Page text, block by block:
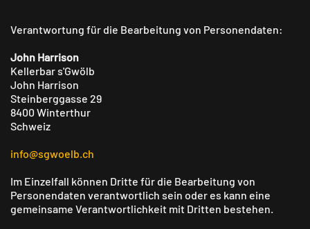
Verantwortung für die Bearbeitung von Personendaten:
John Harrison
Kellerbar s'Gwölb
John Harrison
Steinberggasse 29
8400 Winterthur
Schweiz
info@sgwoelb.ch
Im Einzelfall können Dritte für die Bearbeitung von
Personendaten verantwortlich sein oder es kann eine
gemeinsame Verantwortlichkeit mit Dritten bestehen.